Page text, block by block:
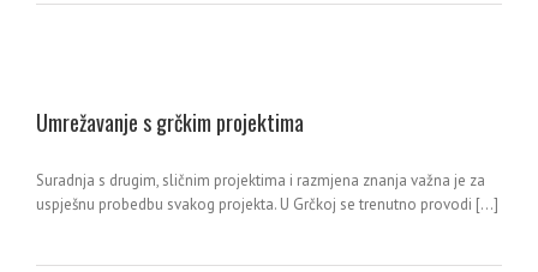
Umrežavanje s grčkim projektima
Suradnja s drugim, sličnim projektima i razmjena znanja važna je za
uspješnu probedbu svakog projekta. U Grčkoj se trenutno provodi [...]